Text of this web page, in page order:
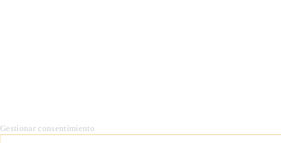
Gestionar consentimiento